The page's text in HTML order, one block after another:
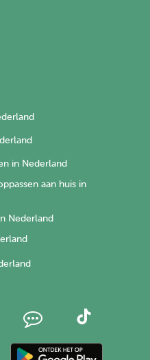
in Nederland
aan huis in
Nederland